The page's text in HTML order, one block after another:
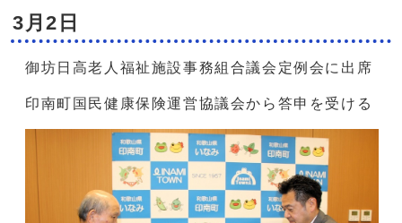
3月2日
御坊日高老人福祉施設事務組合議会定例会に出席
印南町国民健康保険運営協議会から答申を受ける